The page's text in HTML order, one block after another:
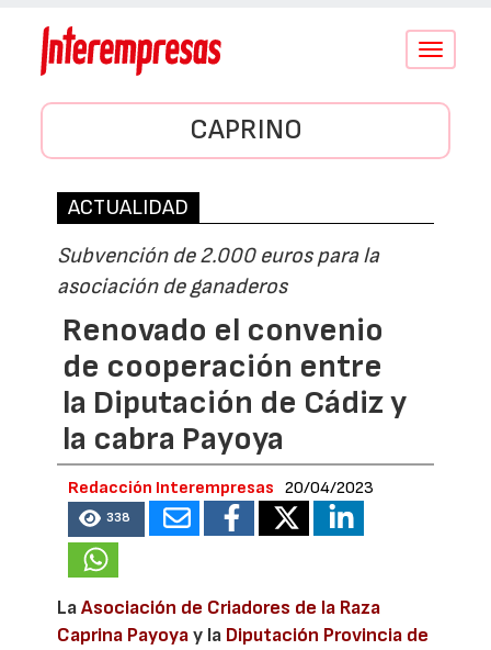
Conmutar
CAPRINO
ACTUALIDAD
Subvención de 2.000 euros para la
asociación de ganaderos
Renovado el convenio
de cooperación entre
la Diputación de Cádiz y
la cabra Payoya
Redacción Interempresas 20/04/2023
338
LaAsociación de Criadores de la Raza
Caprina Payoyay la Diputación Provincia de